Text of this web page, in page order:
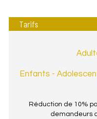
Tarifs
Enfants -
Réduction de 10%
demandeurs